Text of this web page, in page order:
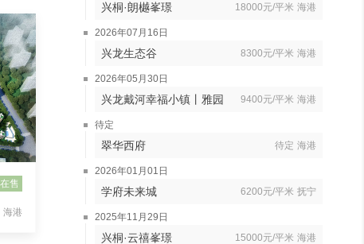
在售
海港
兴桐·朗樾峯璟 18000元/平米 海港
2026年07月16日
兴龙生态谷 8300元/平米 海港
2026年05月30日
兴龙戴河幸福小镇丨雅园 9400元/平米 海港
待定
翠华西府 待定 海港
2026年01月01日
学府未来城 6200元/平米 抚宁
2025年11月29日
兴桐·云禧峯璟 15000元/平米 海港